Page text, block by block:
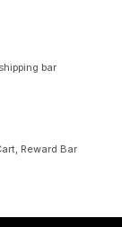
bar
Reward Bar